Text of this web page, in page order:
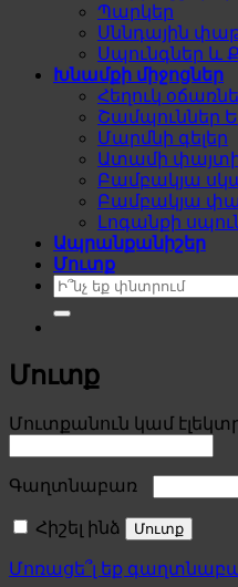
Պարկեր
Սննդային
Սպունգներ և
Խնամքի միջոցներ
Հեղուկ
Շամպուններ
Մարմնի գելեր
Ատամի
Բամբակյա
Բամբակյա
Լոգանքի
Ապրանքանիշեր
Մուտք
Search
for:
Մուտք
Մուտքանուն կամ
Գաղտնաբառ
Հիշել ինձ Մուտք
Մոռացե՞լ եք